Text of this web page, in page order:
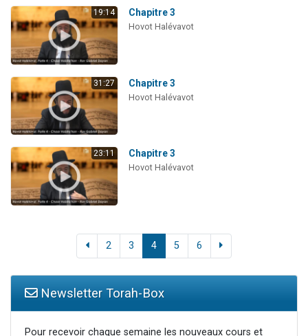
19:14 Chapitre 3
Hovot Halévavot
31:27 Chapitre 3
Hovot Halévavot
23:11 Chapitre 3
Hovot Halévavot
2 3 4 5 6
Newsletter Torah-Box
Pour recevoir chaque semaine les nouveaux cours et